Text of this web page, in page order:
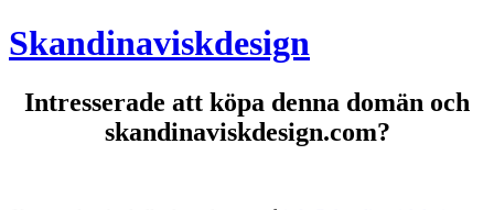
Skandinaviskdesign
Intresserade att köpa denna domän och
skandinaviskdesign.com?